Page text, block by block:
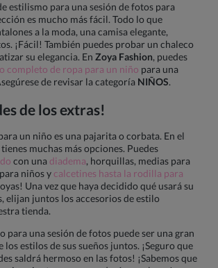
estilismo para una sesión de fotos para
es mucho más fácil. Todo lo que
a la moda, una camisa elegante,
¡Fácil! También puedes probar un chaleco
su elegancia. En Zoya Fashion, puedes
completo de ropa para un niño para una
de revisar la categoría NIÑOS.
de los extras!
un niño es una pajarita o corbata. En el
muchas más opciones. Puedes
con unadiadema, horquillas, medias para
niños y calcetines hasta la rodilla para
Una vez que haya decidido qué usará su
elijan juntos los accesorios de estilo
tienda.
para una sesión de fotos puede ser una gran
estilos de sus sueños juntos. ¡Seguro que
saldrá hermoso en las fotos! ¡Sabemos que